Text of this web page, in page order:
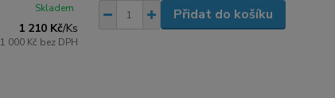
1 210 Kč/Ks
1 000 Kč bez DPH
Skladem Přidat do košíku